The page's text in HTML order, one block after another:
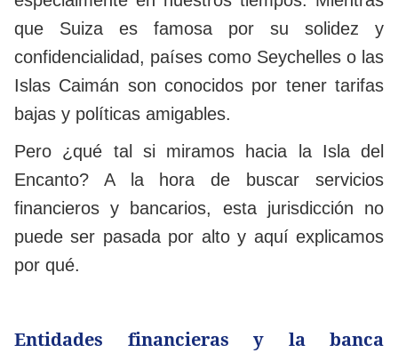
que Suiza es famosa por su solidez y
confidencialidad, países como Seychelles o las
Islas Caimán son conocidos por tener tarifas
bajas y políticas amigables.
Pero ¿qué tal si miramos hacia la Isla del
Encanto? A la hora de buscar servicios
financieros y bancarios, esta jurisdicción no
puede ser pasada por alto y aquí explicamos
por qué.
Entidades financieras y la banca